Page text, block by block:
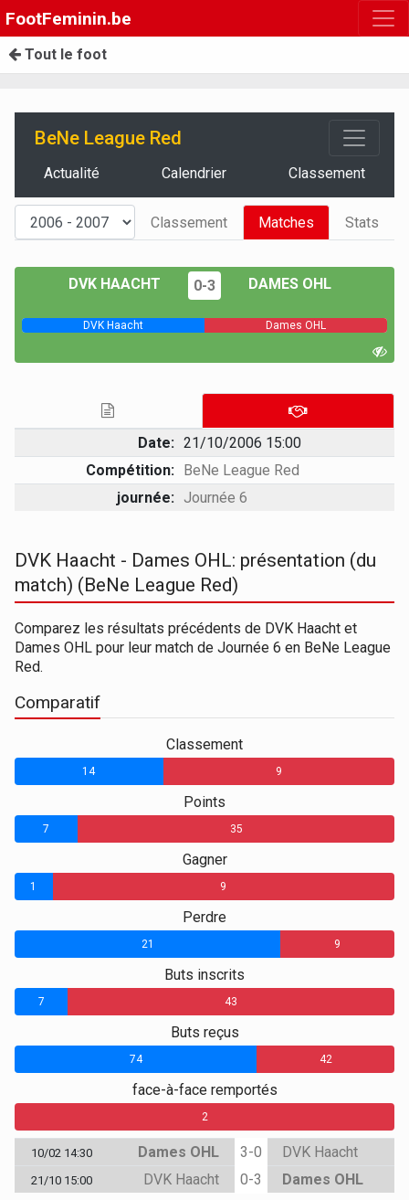
FootFeminin.be
Tout le foot
BeNe League Red
Actualité Calendrier Classement
Classement Matches Stats
DVK HAACHT 0-3 DAMES OHL
DVK Haacht Dames OHL
Date: 21/10/2006 15:00
Compétition: BeNe League Red
journée: Journée 6
DVK Haacht - Dames OHL: présentation (du
match) (BeNe League Red)
Comparez les résultats précédents de DVK Haacht et
Dames OHL pour leur match de Journée 6 en BeNe League
Red.
Comparatif
Classement
14 9
Points
7 35
Gagner
1 9
Perdre
21 9
Buts inscrits
7 43
Buts reçus
74 42
face-à-face remportés
2
10/02 14:30 Dames OHL 3-0 DVK Haacht
21/10 15:00 DVK Haacht 0-3 Dames OHL